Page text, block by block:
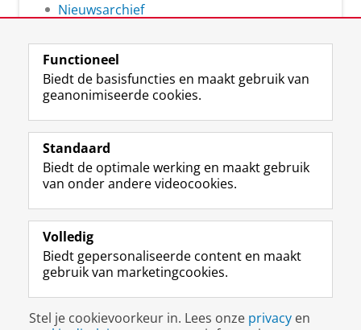
Nieuwsarchief
Volg de RUG
F
a
e
b
o
p
a
i
n
L
i
k
e
I
-
p
g
i
R
S
-
f
e
R
k
s
I
n
t
r
m
c
c
Y
o
T
e
k
a
a
Studiekiezers
Alumni
Over ons
Disclaimer & Copyright
Functioneel
Biedt de basisfuncties en maakt gebruik van
geanonimiseerde cookies.
Standaard
Biedt de optimale werking en maakt gebruik
van onder andere videocookies.
Volledig
Biedt gepersonaliseerde content en maakt
gebruik van marketingcookies.
Stel je cookievoorkeur in. Lees onze privacy en